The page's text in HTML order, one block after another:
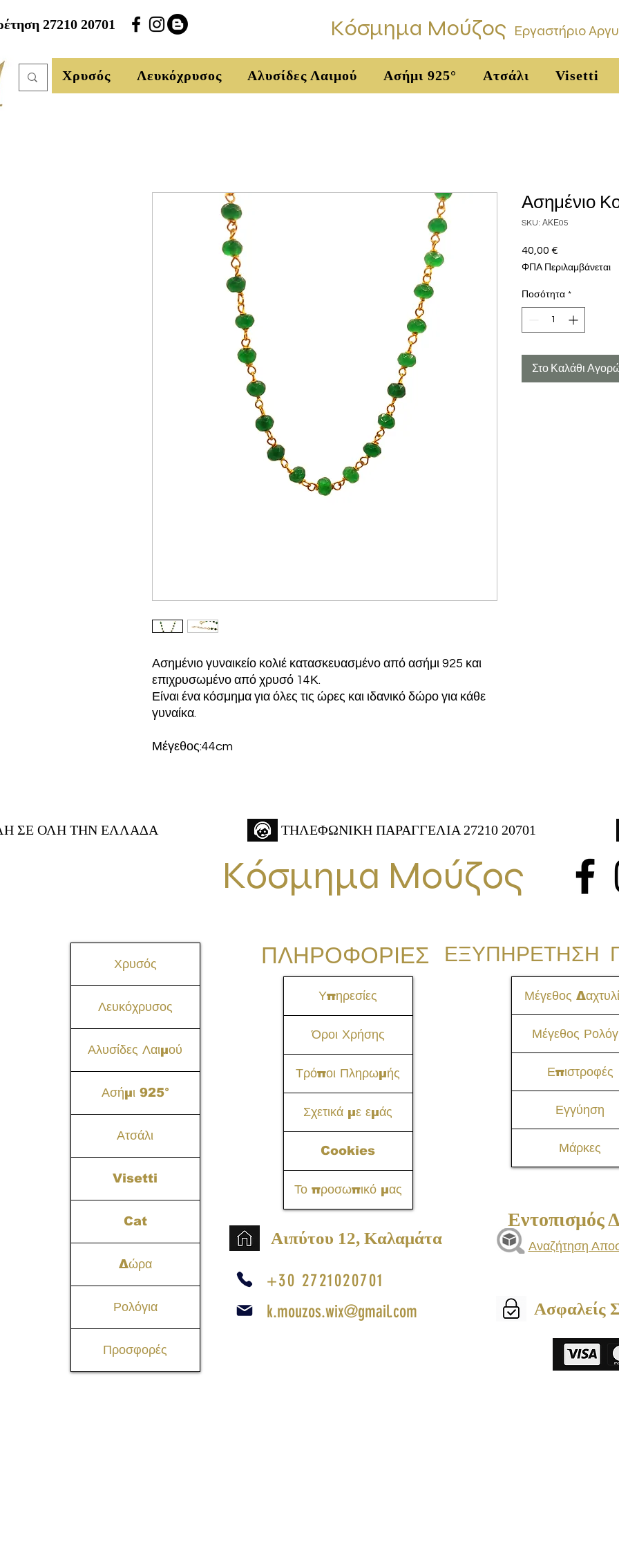
Ασημένιο γυναικείο κολιέ κατασκευασμένο από ασήμι 925 και
επιχρυσωμένο από χρυσό 14Κ.
Είναι ένα κόσμημα για όλες τις ώρες και ιδανικό δώρο για κάθε
γυναίκα.
Μέγεθος:44cm
Ασημένιο
SKU: ΑΚΕ05
40,00 €
ΦΠΑ Περιλαμβάνεται
Ποσότητα *
Στο Καλάθι
Χρυσός Λευκόχρυσος Αλυσίδες Λαιμού Ασήμι 925° Ατσάλι Visetti
Εργαστήριο
Κόσμημα Μούζος
27210 20701
ΣΕ ΟΛΗ ΤΗΝ ΕΛΛΑΔΑ ΤΗΛΕΦΩΝΙΚΗ ΠΑΡΑΓΓΕΛΙΑ 27210 20701
Κόσμημα Μούζος
Χρυσός
Λευκόχρυσος
Αλυσίδες Λαιμού
Ασήμι 925°
Ατσάλι
Visetti
Cat
Δώρα
Ρολόγια
Προσφορές
ΠΛΗΡΟΦΟΡΙΕΣ
Υπηρεσίες
Όροι Χρήσης
Τρόποι Πληρωμής
Σχετικά με εμάς
Cookies
Το προσωπικό μας
Αιπύτου 12, Καλαμάτα​
+30 2721020701
k.mouzos.wix@gmail.com
ΕΞΥΠΗΡΕΤΗΣΗ
Μέγεθος
Μέγεθος
Επιστροφές
Εγγύηση
Μάρκες
Εντοπισμός
Αναζήτηση
Ασφαλείς